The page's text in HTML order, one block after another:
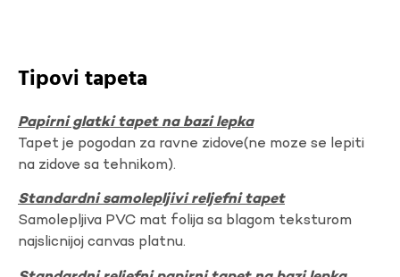
Tipovi tapeta
Papirni glatki tapet na bazi lepka
Tapet je pogodan za ravne zidove(ne moze se lepiti
na zidove sa tehnikom).
Standardni samolepljivi reljefni tapet
Samolepljiva PVC mat folija sa blagom teksturom
najslicnijoj canvas platnu.